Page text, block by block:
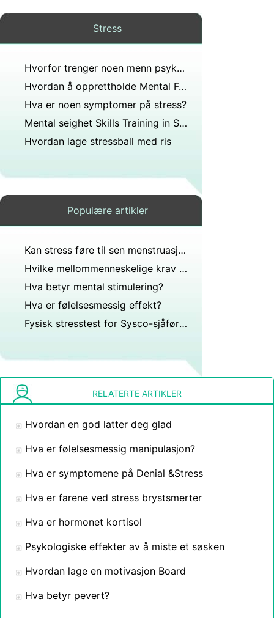
Stress
Hvorfor trenger noen menn psykologisk rådgivning etter en orkiektomi?
Hvordan å opprettholde Mental Focus
Hva er noen symptomer på stress?
Mental seighet Skills Training in Sports
Hvordan lage stressball med ris
Populære artikler
Kan stress føre til sen menstruasjon?
Hvilke mellommenneskelige krav bidrar til arbeiderstress?
Hva betyr mental stimulering?
Hva er følelsesmessig effekt?
Fysisk stresstest for Sysco-sjåfører?
RELATERTE ARTIKLER
Hvordan en god latter deg glad
Hva er følelsesmessig manipulasjon?
Hva er symptomene på Denial &Stress
Hva er farene ved stress brystsmerter
Hva er hormonet kortisol
Psykologiske effekter av å miste et søsken
Hvordan lage en motivasjon Board
Hva betyr pevert?